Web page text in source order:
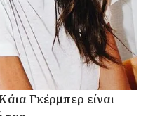
Γκέρμπερ είναι